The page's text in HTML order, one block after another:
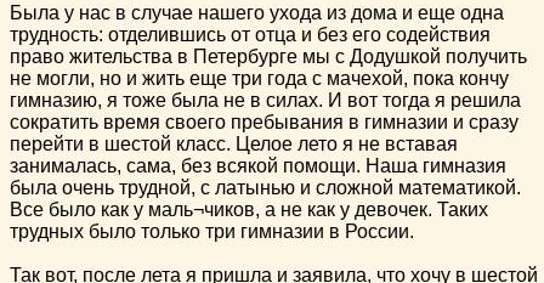
Была у нас в случае нашего ухода из дома и еще одна
трудность: отделившись от отца и без его содействия
право жительства в Петербурге мы с Додушкой получить
не могли, но и жить еще три года с мачехой, пока кончу
гимназию, я тоже была не в силах. И вот тогда я решила
сократить время своего пребывания в гимназии и сразу
перейти в шестой класс. Целое лето я не вставая
занималась, сама, без всякой помощи. Наша гимназия
была очень трудной, с латынью и сложной математикой.
Все было как у маль¬чиков, а не как у девочек. Таких
трудных было только три гимназии в России.
Так вот, после лета я пришла и заявила, что хочу в шестой